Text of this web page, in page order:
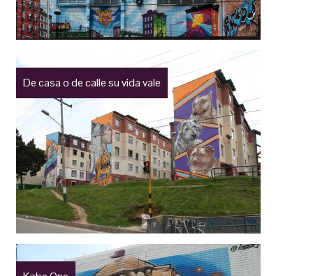
De casa o de calle su vida vale